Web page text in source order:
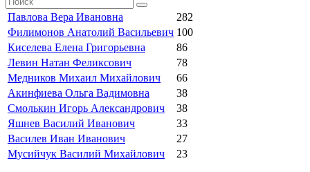
Павлова Вера Ивановна
282
Филимонов Анатолий Васильевич 100
Киселева Елена Григорьевна
86
Левин Натан Феликсович
78
Медников Михаил Михайлович
66
Акинфиева Ольга Вадимовна
38
Смолькин Игорь Александрович
38
Яшнев Василий Иванович
33
Василев Иван Иванович
27
Мусийчук Василий Михайлович
23